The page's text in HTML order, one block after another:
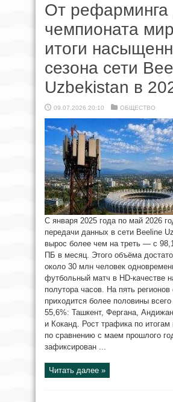
От рефарминга
чемпионата
итоги
сезона сети
Uzbekistan в
09.07.2026 20:10 ОБЩЕСТВО
С января 2025 года по май 2026
передачи данных в сети Beeline
вырос более чем на треть — с
ПБ в месяц. Этого объёма
около 30 млн человек
футбольный матч в HD-качестве
полутора часов. На пять регионов
приходится более половины
55,6%: Ташкент, Фергана,
и Коканд. Рост трафика по итогам
по сравнению с маем прошлого
зафиксирован ...
Читать далее »